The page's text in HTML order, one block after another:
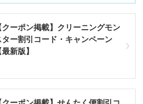
クーポン掲載】クリーニングモン
ター割引コード・キャンペーン
最新版】